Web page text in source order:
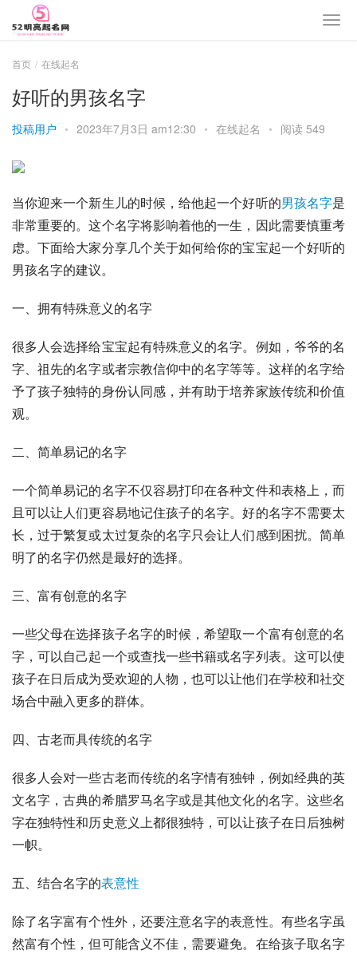
首页 在线起名
好听的男孩名字
投稿用户 • 2023年7月3日 am12:30 • 在线起名 • 阅读 549
当你迎来一个新生儿的时候，给他起一个好听的男孩名字是
非常重要的。这个名字将影响着他的一生，因此需要慎重考
虑。下面给大家分享几个关于如何给你的宝宝起一个好听的
男孩名字的建议。
一、拥有特殊意义的名字
很多人会选择给宝宝起有特殊意义的名字。例如，爷爷的名
字、祖先的名字或者宗教信仰中的名字等等。这样的名字给
予了孩子独特的身份认同感，并有助于培养家族传统和价值
观。
二、简单易记的名字
一个简单易记的名字不仅容易打印在各种文件和表格上，而
且可以让人们更容易地记住孩子的名字。好的名字不需要太
长，过于繁复或太过复杂的名字只会让人们感到困扰。简单
明了的名字仍然是最好的选择。
三、富有创意的名字
一些父母在选择孩子名字的时候，希望取一个富有创意的名
字，可以自己起一个或查找一些书籍或名字列表。这可以使
孩子在日后成为受欢迎的人物，也可以让他们在学校和社交
场合中融入更多的群体。
四、古老而具传统的名字
很多人会对一些古老而传统的名字情有独钟，例如经典的英
文名字，古典的希腊罗马名字或是其他文化的名字。这些名
字在独特性和历史意义上都很独特，可以让孩子在日后独树
一帜。
五、结合名字的表意性
除了名字富有个性外，还要注意名字的表意性。有些名字虽
然富有个性，但可能含义不佳，需要避免。在给孩子取名字